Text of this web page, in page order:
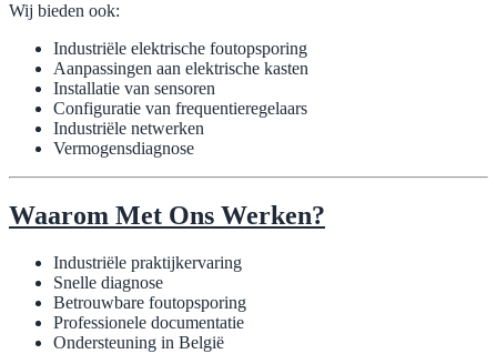
Wij bieden ook:
Industriële elektrische foutopsporing
Aanpassingen aan elektrische kasten
Installatie van sensoren
Configuratie van frequentieregelaars
Industriële netwerken
Vermogensdiagnose
Waarom Met Ons Werken?
Industriële praktijkervaring
Snelle diagnose
Betrouwbare foutopsporing
Professionele documentatie
Ondersteuning in België